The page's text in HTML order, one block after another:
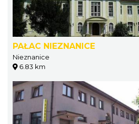
PAŁAC NIEZNANICE
Nieznanice
6.83 km